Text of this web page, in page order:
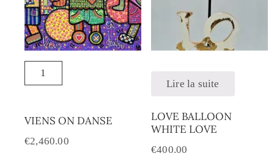
VIENS ON DANSE
€2,460.00
Lire la suite
LOVE BALLOON
WHITE LOVE
€400.00